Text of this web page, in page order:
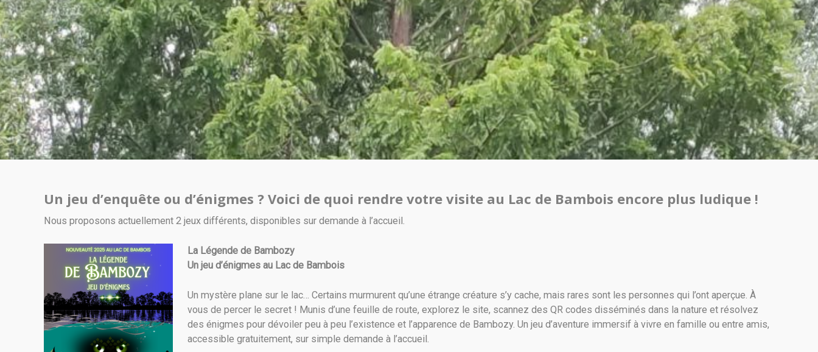
Un jeu d’enquête ou d’énigmes ? Voici de quoi rendre votre visite au Lac de Bambois encore plus ludique !
Nous proposons actuellement 2 jeux différents, disponibles sur demande à l’accueil.
La Légende de Bambozy
Un jeu d’énigmes au Lac de Bambois
Un mystère plane sur le lac… Certains murmurent qu’une étrange créature s’y cache, mais rares sont les personnes qui l’ont aperçue. À
vous de percer le secret ! Munis d’une feuille de route, explorez le site, scannez des QR codes disséminés dans la nature et résolvez
des énigmes pour dévoiler peu à peu l’existence et l’apparence de Bambozy. Un jeu d’aventure immersif à vivre en famille ou entre amis,
accessible gratuitement, sur simple demande à l’accueil.